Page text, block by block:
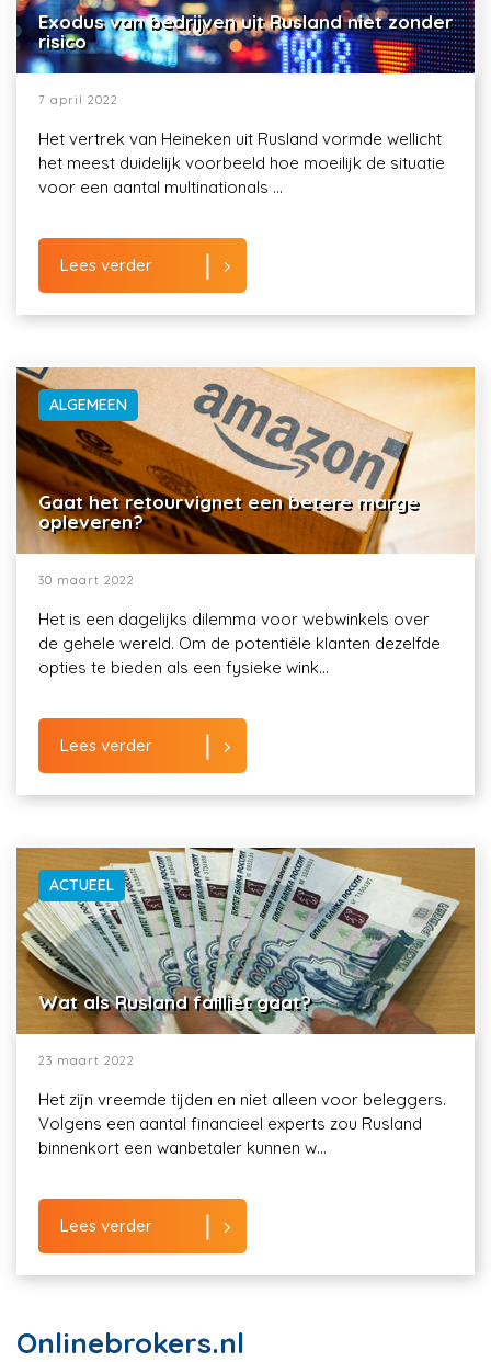
Exodus van bedrijven uit Rusland niet zonder
risico
7 april 2022
Het vertrek van Heineken uit Rusland vormde wellicht
het meest duidelijk voorbeeld hoe moeilijk de situatie
voor een aantal multinationals ...
Lees verder
ALGEMEEN
Gaat het retourvignet een betere marge
opleveren?
30 maart 2022
Het is een dagelijks dilemma voor webwinkels over
de gehele wereld. Om de potentiële klanten dezelfde
opties te bieden als een fysieke wink...
Lees verder
ACTUEEL
Wat als Rusland failliet gaat?
23 maart 2022
Het zijn vreemde tijden en niet alleen voor beleggers.
Volgens een aantal financieel experts zou Rusland
binnenkort een wanbetaler kunnen w...
Lees verder
Onlinebrokers.nl